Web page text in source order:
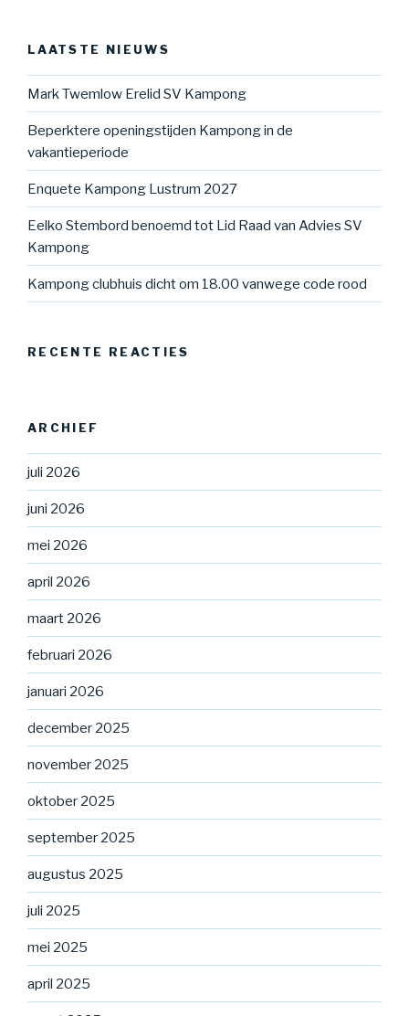
LAATSTE NIEUWS
Mark Twemlow Erelid SV Kampong
Beperktere openingstijden Kampong in de
vakantieperiode
Enquete Kampong Lustrum 2027
Eelko Stembord benoemd tot Lid Raad van Advies SV
Kampong
Kampong clubhuis dicht om 18.00 vanwege code rood
RECENTE REACTIES
ARCHIEF
juli 2026
juni 2026
mei 2026
april 2026
maart 2026
februari 2026
januari 2026
december 2025
november 2025
oktober 2025
september 2025
augustus 2025
juli 2025
mei 2025
april 2025